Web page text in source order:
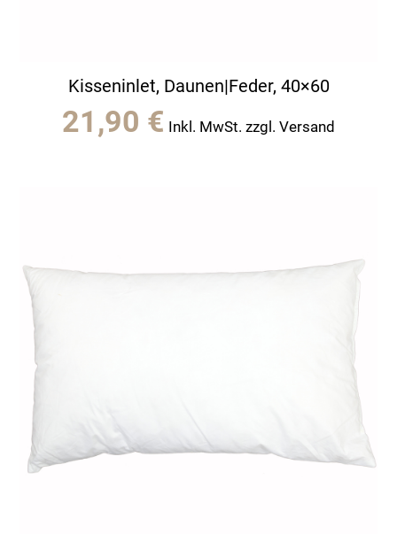
Kisseninlet, Daunen|Feder, 40×60
21,90 € Inkl. MwSt. zzgl. Versand